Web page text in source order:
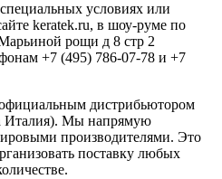
условиях или
keratek.ru, в шоу-руме по
рощи д 8 стр 2
+7 (495) 786-07-78 и +7
дистрибьютором
Италия). Мы напрямую
производителями. Это
поставку любых